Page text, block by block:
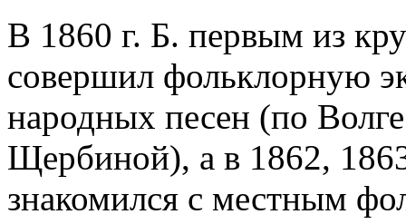
В 1860 г. Б. первым из
совершил фольклорную
народных песен (по
Щербиной), а в 1862, 1863
знакомился с местным